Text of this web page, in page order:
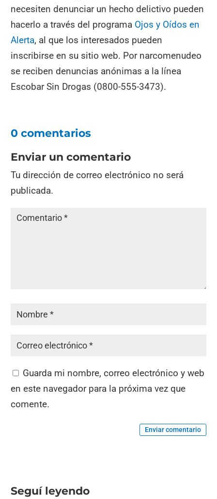
necesiten denunciar un hecho delictivo pueden
hacerlo a través del programa Ojos y Oídos en
Alerta, al que los interesados pueden
inscribirse en su sitio web. Por narcomenudeo
se reciben denuncias anónimas a la línea
Escobar Sin Drogas (0800-555-3473).
0 comentarios
Enviar un comentario
Tu dirección de correo electrónico no será
publicada.
Guarda mi nombre, correo electrónico y web
en este navegador para la próxima vez que
comente.
Enviar comentario
Seguí leyendo